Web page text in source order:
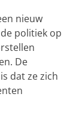
nieuw
politiek op
De
dat ze zich